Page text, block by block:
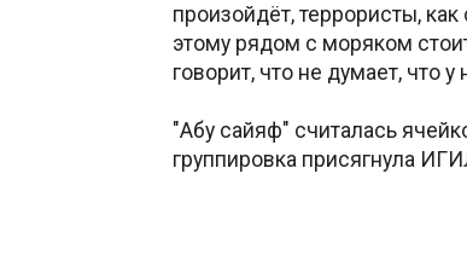
произойдёт, террористы,
этому рядом с моряком
говорит, что не думает, что
"Абу сайяф" считалась
группировка присягнула